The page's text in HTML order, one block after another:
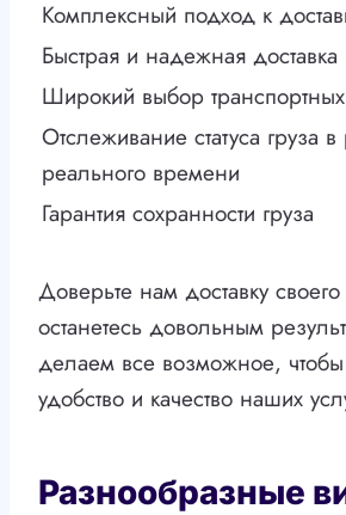
Комплексный подход к
Быстрая и надежная доставка
Широкий выбор транспортных
Отслеживание статуса груза
реального времени
Гарантия сохранности груза
Доверьте нам доставку
останетесь довольным
делаем все возможное, чтобы
удобство и качество наших
Разнообразные